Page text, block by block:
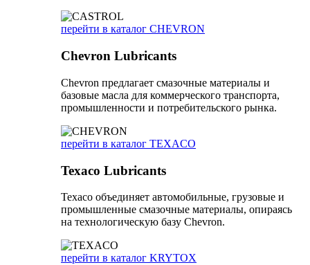
перейти в каталог CHEVRON
Chevron Lubricants
Chevron предлагает смазочные материалы и
базовые масла для коммерческого транспорта,
промышленности и потребительского рынка.
перейти в каталог TEXACO
Texaco Lubricants
Texaco объединяет автомобильные, грузовые и
промышленные смазочные материалы, опираясь
на технологическую базу Chevron.
перейти в каталог KRYTOX